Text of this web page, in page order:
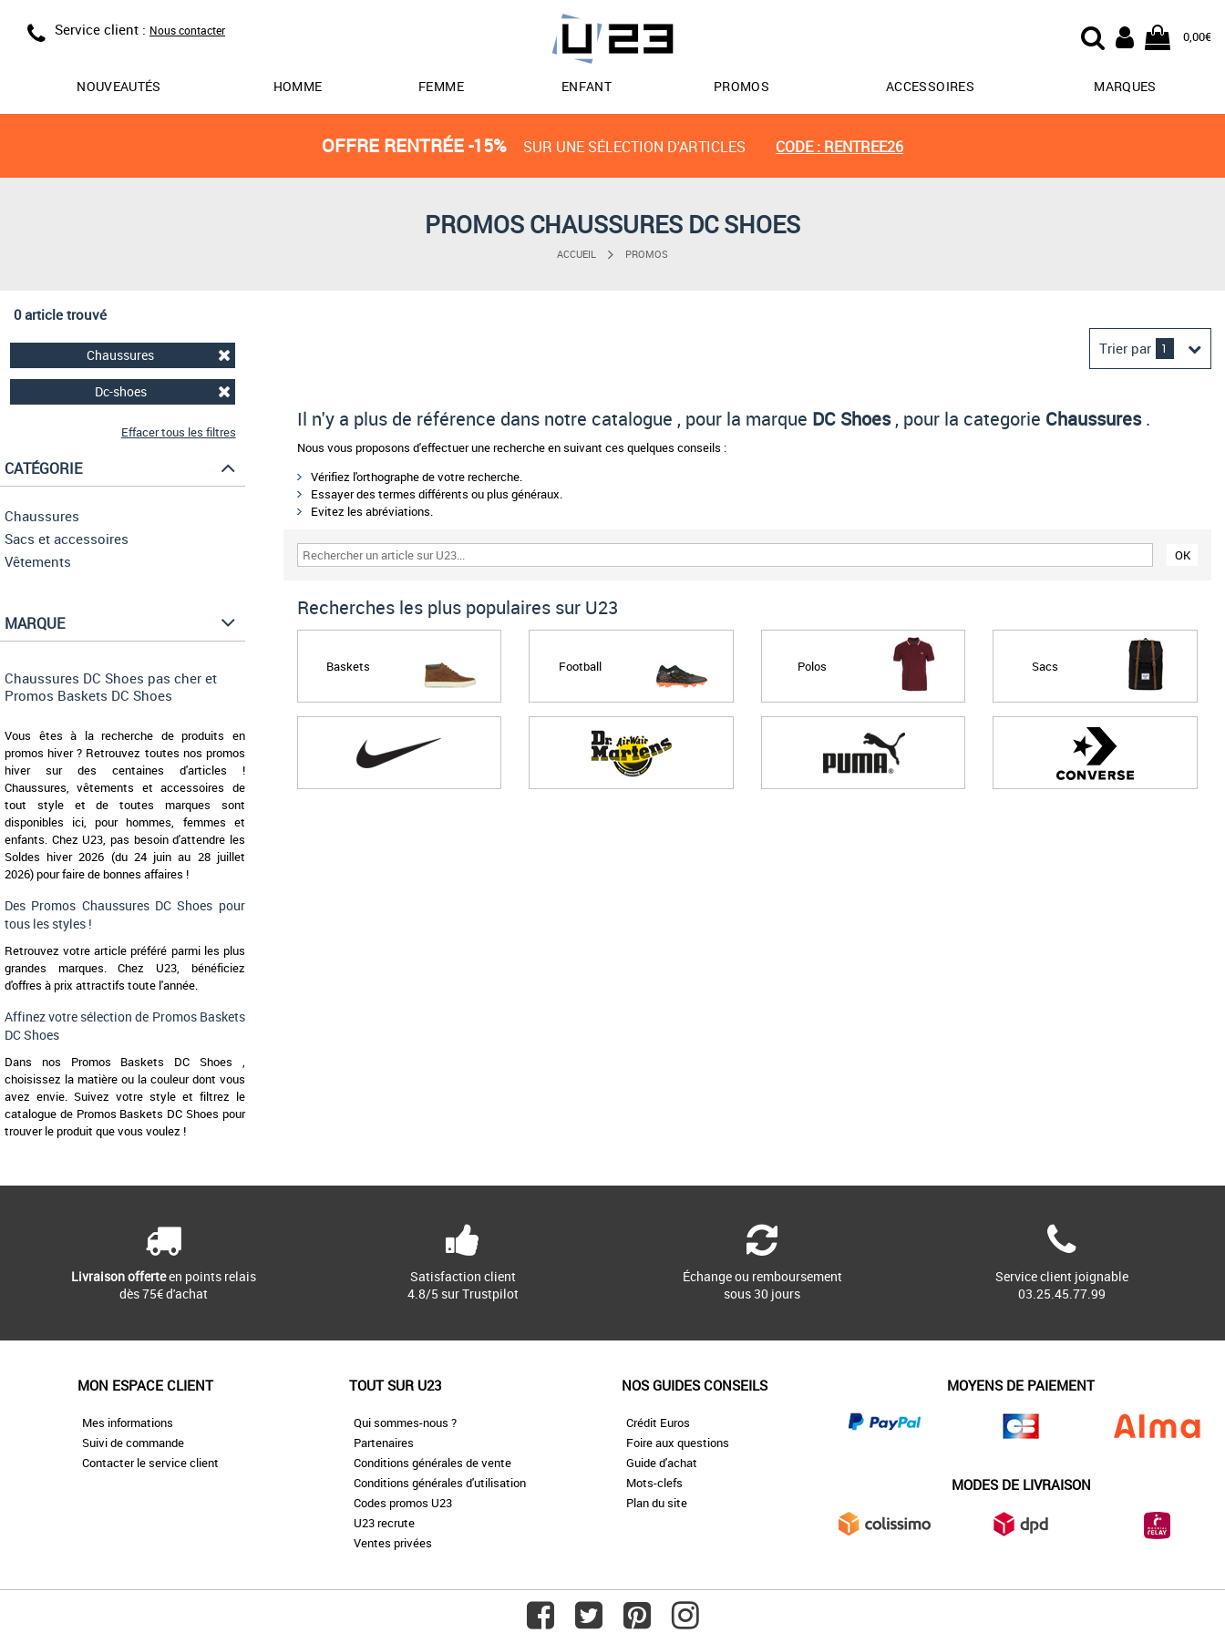
Service client : Nous contacter 0,00€
NOUVEAUTÉS HOMME FEMME ENFANT PROMOS ACCESSOIRES MARQUES
OFFRE RENTRÉE -15% SUR UNE SÉLECTION D'ARTICLES CODE : RENTREE26
PROMOS CHAUSSURES DC SHOES
ACCUEIL PROMOS
0 article trouvé
Chaussures
Dc-shoes
Effacer tous les filtres
CATÉGORIE
Chaussures
Sacs et accessoires
Vêtements
MARQUE
Chaussures DC Shoes pas cher et
Promos Baskets DC Shoes
Vous êtes à la recherche de produits en
promos hiver ? Retrouvez toutes nos promos
hiver sur des centaines d'articles !
Chaussures, vêtements et accessoires de
tout style et de toutes marques sont
disponibles ici, pour hommes, femmes et
enfants. Chez U23, pas besoin d'attendre les
Soldes hiver 2026 (du 24 juin au 28 juillet
2026) pour faire de bonnes affaires !
Des Promos Chaussures DC Shoes pour
tous les styles !
Retrouvez votre article préféré parmi les plus
grandes marques. Chez U23, bénéficiez
d'offres à prix attractifs toute l'année.
Affinez votre sélection de Promos Baskets
DC Shoes
Dans nos Promos Baskets DC Shoes ,
choisissez la matière ou la couleur dont vous
avez envie. Suivez votre style et filtrez le
catalogue de Promos Baskets DC Shoes pour
trouver le produit que vous voulez !
Trier par 1
Prix croissant
Il n'y a plus de référence dans notre catalogue , pour la marque DC Shoes, pour la categorie Chaussures.
Nous vous proposons d'effectuer une recherche en suivant ces quelques conseils :
Vérifiez l'orthographe de votre recherche.
Essayer des termes différents ou plus généraux.
Evitez les abréviations.
Recherches les plus populaires sur U23
Baskets Football Polos Sacs
Livraison offerteen points relais
dès 75€ d'achat
Satisfaction client
4.8/5 sur Trustpilot
Échange ou remboursement
sous 30 jours
Service client joignable
03.25.45.77.99
MON ESPACE CLIENT
Mes informations
Suivi de commande
Contacter le service client
TOUT SUR U23
Qui sommes-nous ?
Partenaires
Conditions générales de vente
Conditions générales d'utilisation
Codes promos U23
U23 recrute
Ventes privées
NOS GUIDES CONSEILS
Crédit Euros
Foire aux questions
Guide d'achat
Mots-clefs
Plan du site
MOYENS DE PAIEMENT
MODES DE LIVRAISON